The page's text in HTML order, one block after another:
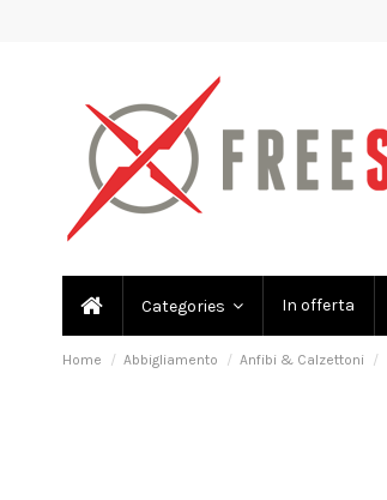
Categories In offerta
Home Abbigliamento Anfibi & Calzettoni